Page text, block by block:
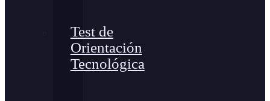
Test de
Orientación
Tecnológica